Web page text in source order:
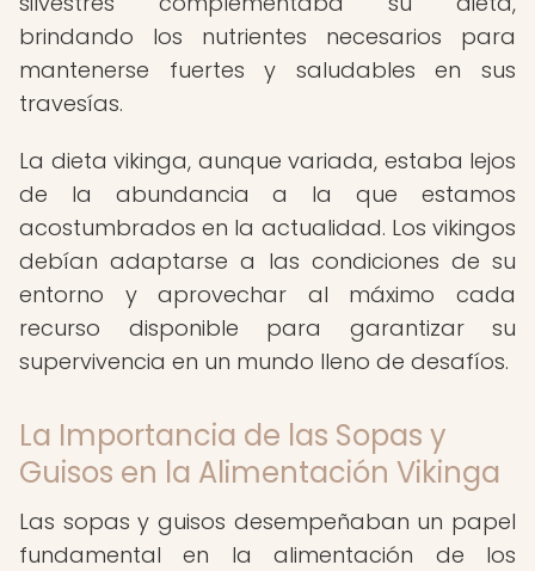
brindando los nutrientes necesarios para
mantenerse fuertes y saludables en sus
travesías.
La dieta vikinga, aunque variada, estaba lejos
de la abundancia a la que estamos
acostumbrados en la actualidad. Los vikingos
debían adaptarse a las condiciones de su
entorno y aprovechar al máximo cada
recurso disponible para garantizar su
supervivencia en un mundo lleno de desafíos.
La Importancia de las Sopas y
Guisos en la Alimentación Vikinga
Las sopas y guisos desempeñaban un papel
fundamental en la alimentación de los